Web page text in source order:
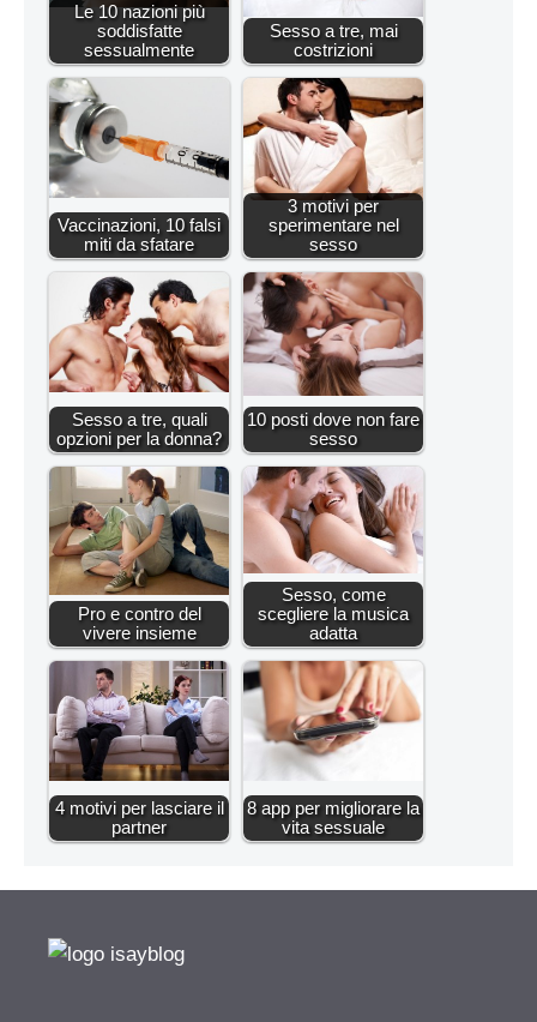
Le 10 nazioni più
soddisfatte
sessualmente
Sesso a tre, mai
costrizioni
Vaccinazioni, 10 falsi
miti da sfatare
3 motivi per
sperimentare nel
sesso
Sesso a tre, quali
opzioni per la donna?
10 posti dove non fare
sesso
Pro e contro del
vivere insieme
Sesso, come
scegliere la musica
adatta
4 motivi per lasciare il
partner
8 app per migliorare la
vita sessuale